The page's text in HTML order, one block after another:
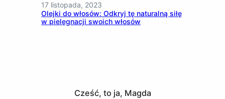
17 listopada, 2023
Olejki do włosów: Odkryj tę naturalną siłę
w pielęgnacji swoich włosów
Cześć, to ja, Magda